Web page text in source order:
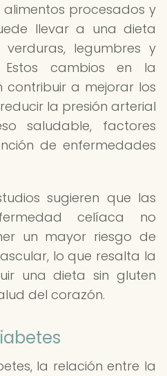
procesados y
llevar a una dieta
legumbres y
Estos cambios en la
contribuir a mejorar los
la presión arterial
saludable, factores
de enfermedades
sugieren que las
celíaca no
un mayor riesgo de
lo que resalta la
una dieta sin gluten
del corazón.
la relación entre la